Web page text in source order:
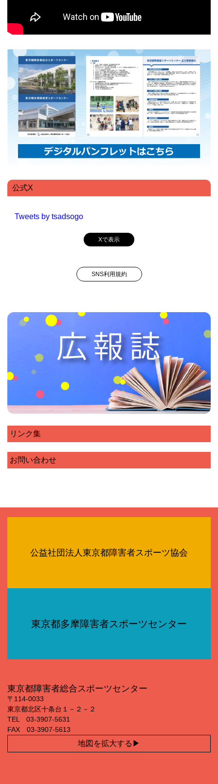
公式X
Tweets by tsadsogo
Xで表示
SNS利用規約
リンク集
お問い合わせ
公益社団法人東京都障害者スポーツ協会
東京都多摩障害者スポーツセンター
東京都障害者総合スポーツセンター
〒114‐0033
東京都北区十条台１－２－２
TEL 03‐3907‐5631
FAX 03‐3907‐5613
地図を拡大する